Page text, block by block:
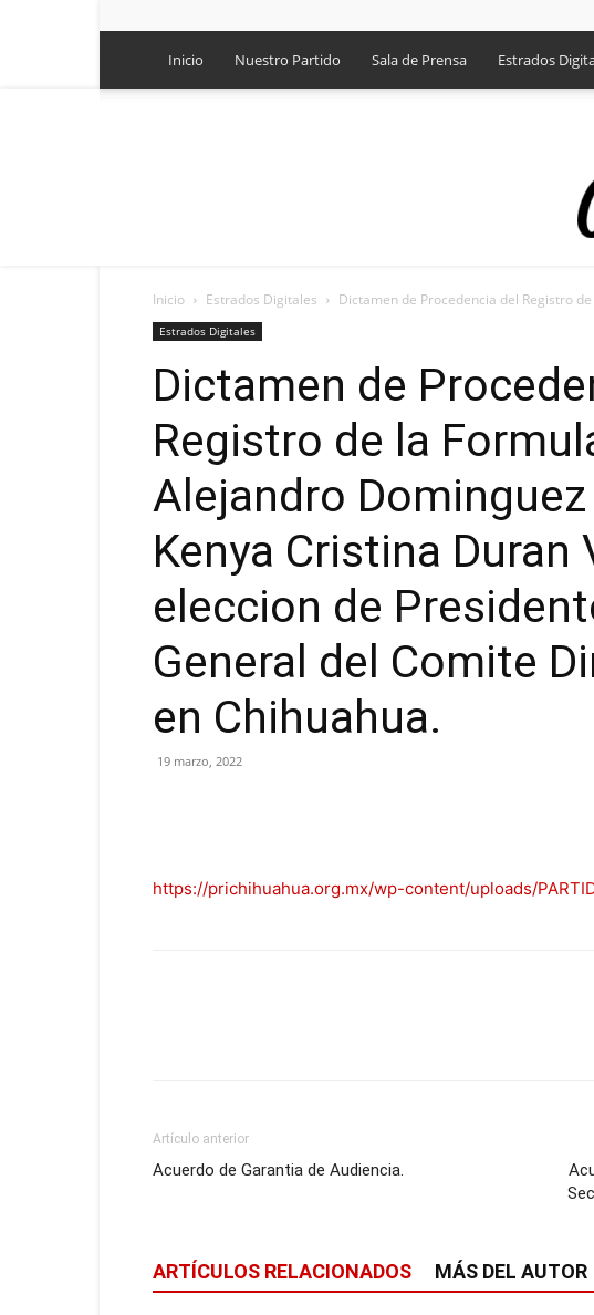
Inicio Nuestro Partido Sala de Prensa Estrados
Inicio Estrados Digitales Dictamen de Procedencia del Registro
Estrados Digitales
Dictamen de
Registro de la
Alejandro
Kenya Cristina Duran
eleccion de
General del Comite
en Chihuahua.
19 marzo, 2022
https://prichihuahua.org.mx/wp-content/uploads/
Artículo anterior
Acuerdo de Garantia de Audiencia.
ARTÍCULOS RELACIONADOS MÁS DEL AUTOR